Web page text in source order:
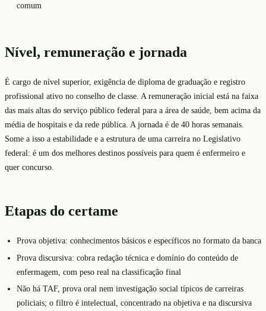
comum
Nível, remuneração e jornada
É cargo de nível superior, exigência de diploma de graduação e registro
profissional ativo no conselho de classe. A remuneração inicial está na faixa
das mais altas do serviço público federal para a área de saúde, bem acima da
média de hospitais e da rede pública. A jornada é de 40 horas semanais.
Some a isso a estabilidade e a estrutura de uma carreira no Legislativo
federal: é um dos melhores destinos possíveis para quem é enfermeiro e
quer concurso.
Etapas do certame
Prova objetiva: conhecimentos básicos e específicos no formato da banca
Prova discursiva: cobra redação técnica e domínio do conteúdo de
enfermagem, com peso real na classificação final
Não há TAF, prova oral nem investigação social típicos de carreiras
policiais; o filtro é intelectual, concentrado na objetiva e na discursiva